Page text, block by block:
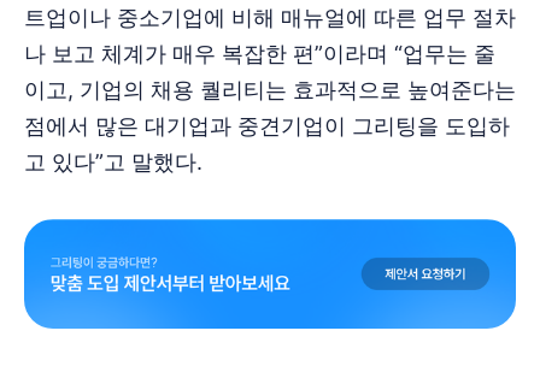
트업이나 중소기업에 비해 매뉴얼에 따른 업무 절차
나 보고 체계가 매우 복잡한 편”이라며 “업무는 줄
이고, 기업의 채용 퀄리티는 효과적으로 높여준다는
점에서 많은 대기업과 중견기업이 그리팅을 도입하
고 있다”고 말했다.